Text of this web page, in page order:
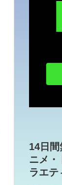
14日
ニメ・
ラエテ